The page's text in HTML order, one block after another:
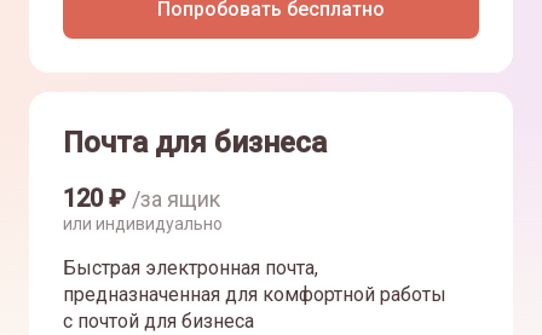
Попробовать бесплатно
Почта для бизнеса
120₽ /за ящик
или индивидуально
Быстрая электронная почта,
предназначенная для комфортной работы
с почтой для бизнеса